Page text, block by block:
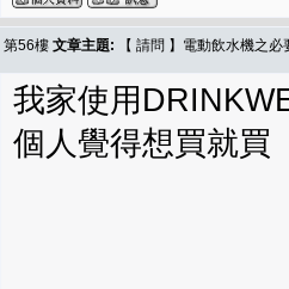
第56樓 文章主題: 【 請問 】電動飲水機之
我家使用
個人覺得想買就買